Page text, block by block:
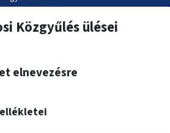
Közgyűlés ülései
elnevezésre